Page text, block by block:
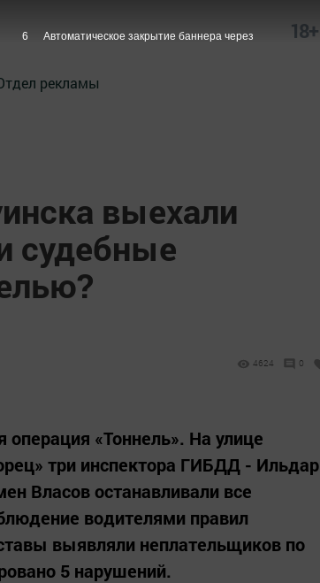
18+
рекламы
выехали
судебные
4624 0
«Тоннель». На улице
три инспектора ГИБДД - Ильдар
Власов останавливали все
водителями правил
выявляли неплательщиков по
5 нарушений.
5 Автоматическое закрытие баннера через